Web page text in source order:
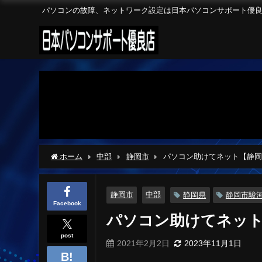
パソコンの故障、ネットワーク設定は日本パソコンサポート優
ホーム 中部 静岡市 パソコン助けてネット【静
Facebook
post
静岡市 中部 静岡県 静岡市駿
パソコン助けてネッ
2021年2月2日 2023年11月1日